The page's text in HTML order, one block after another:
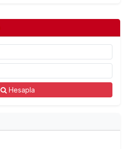
Hesapla